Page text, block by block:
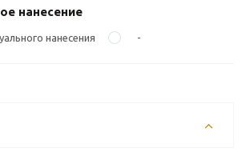
нанесение
нанесения -